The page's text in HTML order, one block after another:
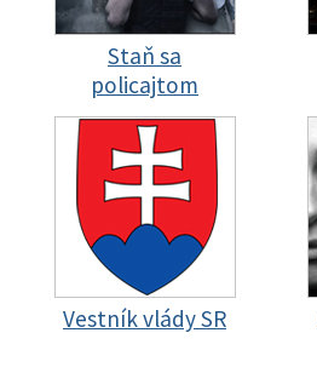
Staň sa
policajtom
Vestník vlády SR